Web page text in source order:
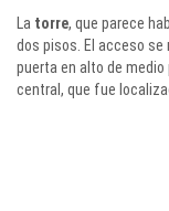
La torre, que parece
dos pisos. El acceso
puerta en alto de
central, que fue